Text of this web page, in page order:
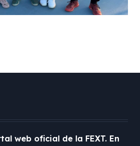
web oficial de la FEXT. En